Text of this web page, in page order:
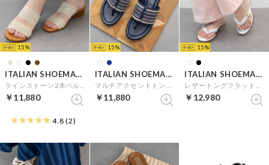
15
ITALIAN SHOEMAKERS
￥11,880
4.8 (2)
15
ITALIAN SHOEMAKERS
￥11,880
15
ITALIAN SHOEMAKERS
￥12,980